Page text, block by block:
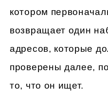
котором
возвращает один
адресов, которые
проверены далее,
то, что он ищет.